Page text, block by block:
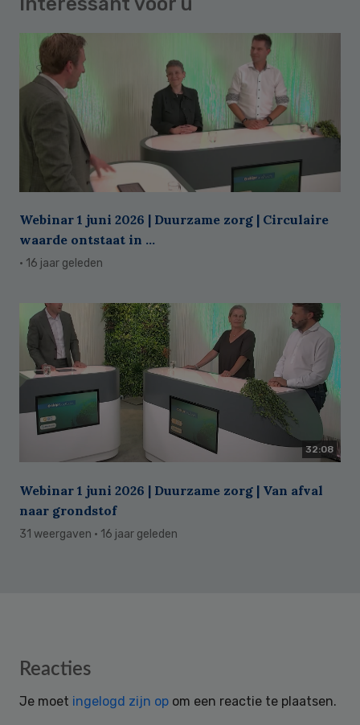
Webinar 1 juni 2026 | Duurzame zorg | Circulaire
waarde ontstaat in ...
· 16 jaar geleden
32:08
Webinar 1 juni 2026 | Duurzame zorg | Van afval
naar grondstof
31 weergaven · 16 jaar geleden
Reader
Reacties
Je moet ingelogd zijn op om een reactie te plaatsen.